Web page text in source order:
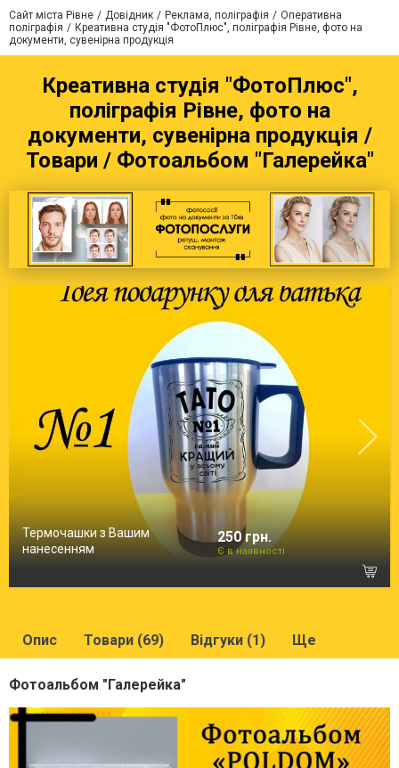
Сайт міста Рівне Довідник Реклама, поліграфія
Оперативна
поліграфія
Креативна студія "ФотоПлюс", поліграфія Рівне, фото на
документи, сувенірна продукція
Креативна студія "ФотоПлюс",
поліграфія Рівне, фото на
документи, сувенірна продукція /
Товари / Фотоальбом "Галерейка"
Термочашки з Вашим
нанесенням
250 грн.
Є в наявності
Опис Товари (69) Відгуки (1) Ще
Фотоальбом "Галерейка"